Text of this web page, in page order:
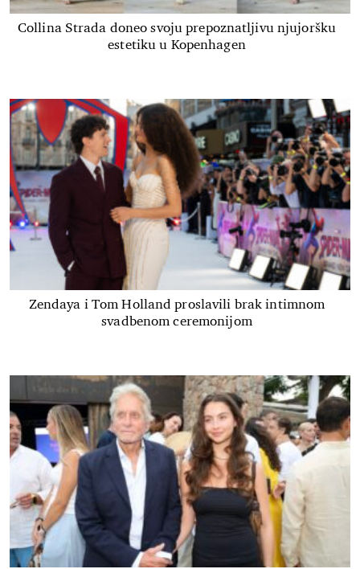
Collina Strada doneo svoju prepoznatljivu njujoršku
estetiku u Kopenhagen
Zendaya i Tom Holland proslavili brak intimnom
svadbenom ceremonijom